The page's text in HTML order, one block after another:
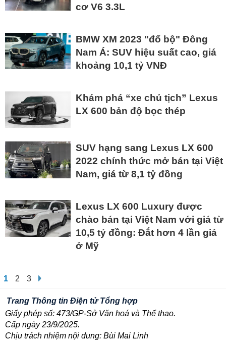
cơ V6 3.3L
BMW XM 2023 "đổ bộ" Đông
Nam Á: SUV hiệu suất cao, giá
khoảng 10,1 tỷ VNĐ
Khám phá “xe chủ tịch” Lexus
LX 600 bản độ bọc thép
SUV hạng sang Lexus LX 600
2022 chính thức mở bán tại Việt
Nam, giá từ 8,1 tỷ đồng
Lexus LX 600 Luxury được
chào bán tại Việt Nam với giá từ
10,5 tỷ đồng: Đắt hơn 4 lần giá
ở Mỹ
1 2 3
Trang Thông tin Điện tử Tổng hợp
Giấy phép số: 473/GP-Sở Văn hoá và Thể thao.
Cấp ngày 23/9/2025.
Chịu trách nhiệm nội dung: Bùi Mai Linh